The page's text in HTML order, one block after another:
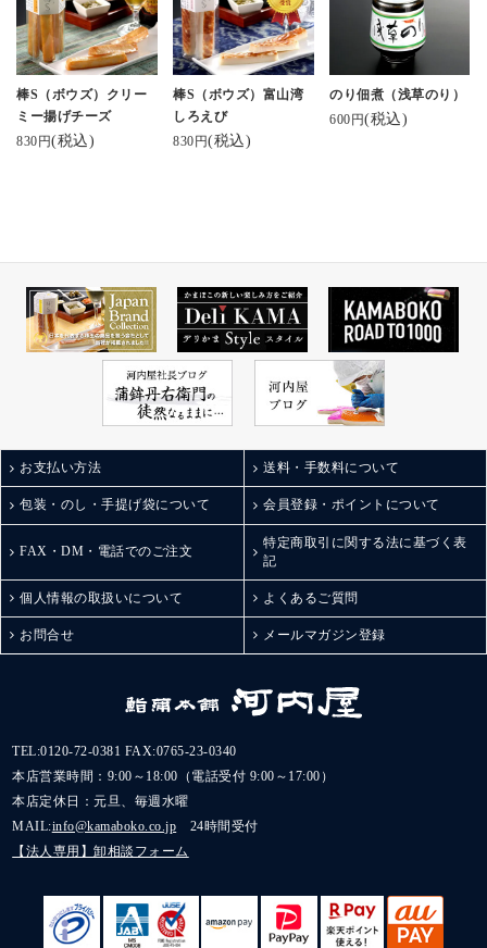
棒S（ボウズ）クリー
ミー揚げチーズ
830円(税込)
棒S（ボウズ）富山湾
しろえび
830円(税込)
のり佃煮（浅草のり）
600円(税込)
お支払い方法 送料・手数料について
包装・のし・手提げ袋について 会員登録・ポイントについて
FAX・DM・電話でのご注文
特定商取引に関する法に基づく表
記
個人情報の取扱いについて よくあるご質問
お問合せ メールマガジン登録
TEL:0120-72-0381
FAX:0765-23-0340
本店営業時間：9:00～18:00（電話受付 9:00～17:00）
本店定休日：元旦、毎週水曜
MAIL:info@kamaboko.co.jp 24時間受付
【法人専用】卸相談フォーム